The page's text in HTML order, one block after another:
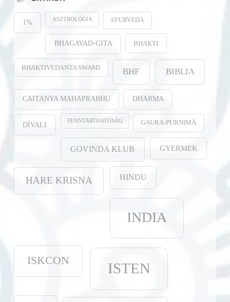
1% ASZTROLÓGIA AYURVEDA
BHAGAVAD-GITA BHAKTI
BHAKTIVEDANTA SWAMI BHF BIBLIA
CAITANYA MAHAPRABHU DHARMA
DÍVALI FENNTARTHATÓSÁG GAURA-PURṆIMĀ
GOVINDA KLUB GYERMEK
HARE KRISNA HINDU
INDIA
ISKCON ISTEN